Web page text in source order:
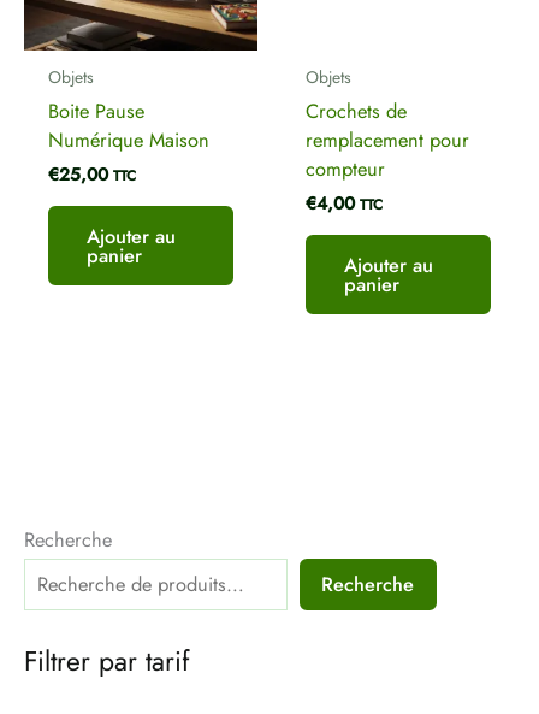
Recherche
Recherche
Filtrer par tarif
Nom*
E-mail*
Objets
Boite Pause
Numérique Maison
€25,00 TTC
Ajouter au
panier
Objets
Crochets de
remplacement pour
compteur
€4,00 TTC
Ajouter au
panier